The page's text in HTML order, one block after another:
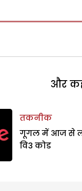
और
तकनीक
गूगल में आज से
वि3 कोड